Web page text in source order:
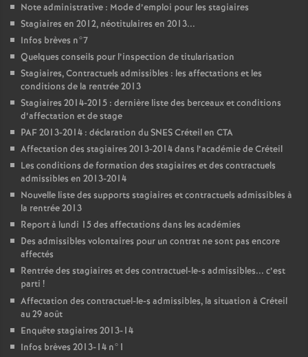
Note administrative : Mode d’emploi pour les stagiaires
Stagiaires en 2012, néotitulaires en 2013...
Infos brèves n°7
Quelques conseils pour l’inspection de titularisation
Stagiaires, Contractuels admissibles : les affectations et les
conditions de la rentrée 2013
Stagiaires 2014-2015 : dernière liste des berceaux et conditions
d’affectation et de stage
PAF2013-2014 : déclaration duSNESCréteil en CTA
Affectation des stagiaires 2013-2014 dans l’académie de Créteil
Les conditions de formation des stagiaires et des contractuels
admissibles en 2013-2014
Nouvelle liste des supports stagiaires et contractuels admissibles à
la rentrée 2013
Report à lundi 15 des affectations dans les académies
Des admissibles volontaires pour un contrat ne sont pas encore
affectés
Rentrée des stagiaires et des contractuel-le-s admissibles... c’est
parti !
Affectation des contractuel-le-s admissibles, la situation à Créteil
au 29 août
Enquête stagiaires 2013-14
Infos brèves 2013-14 n°1